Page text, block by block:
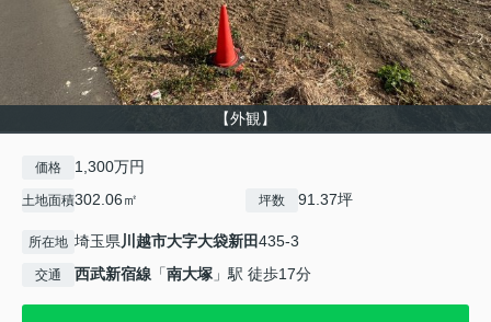
【外観】
価格 1,300万円
土地面積302.06㎡ 坪数 91.37坪
所在地 埼玉県川越市大字大袋新田435-3
交通 西武新宿線 「南大塚 」駅 徒歩17分